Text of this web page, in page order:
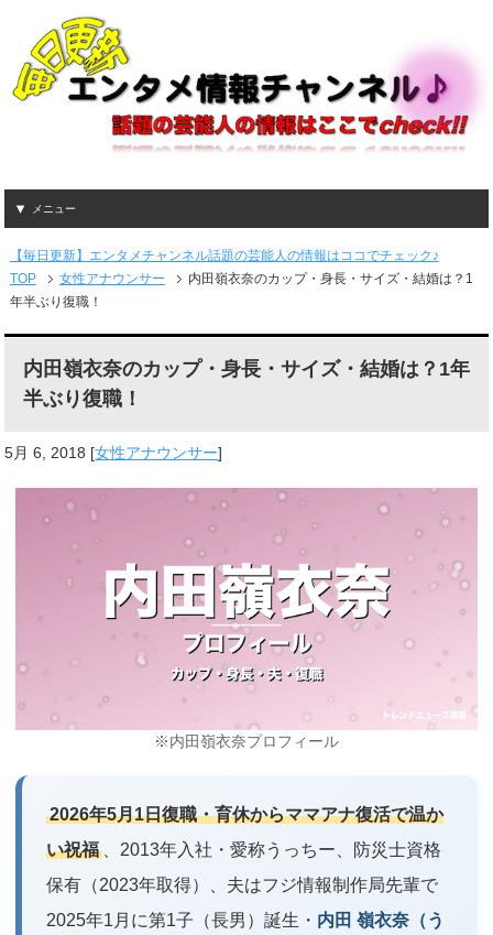
メニュー
【毎日更新】エンタメチャンネル話題の芸能人の情報はココでチェック♪
TOP
女性アナウンサー
内田嶺衣奈のカップ・身長・サイズ・結婚は？1
年半ぶり復職！
内田嶺衣奈のカップ・身長・サイズ・結婚は？1年
半ぶり復職！
5月 6, 2018 [女性アナウンサー]
※内田嶺衣奈プロフィール
2026年5月1日復職・育休からママアナ復活で温か
い祝福
、2013年入社・愛称うっちー、防災士資格
保有（2023年取得）、夫はフジ情報制作局先輩で
2025年1月に第1子（長男）誕生・ 内田 嶺衣奈（う